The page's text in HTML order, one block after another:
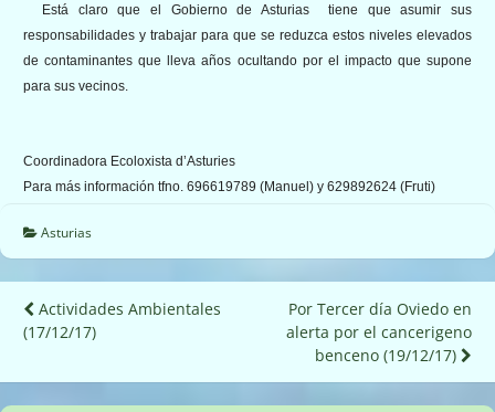
Está claro que el Gobierno de Asturias tiene que asumir sus
responsabilidades y trabajar para que se reduzca estos niveles elevados
de contaminantes que lleva años ocultando por el impacto que supone
para sus vecinos.
Coordinadora Ecoloxista d’Asturies
Para más información tfno. 696619789 (Manuel) y 629892624 (Fruti)
Asturias
Navegación
de
entradas
Actividades Ambientales
(17/12/17)
Por Tercer día Oviedo en
alerta por el cancerigeno
benceno (19/12/17)